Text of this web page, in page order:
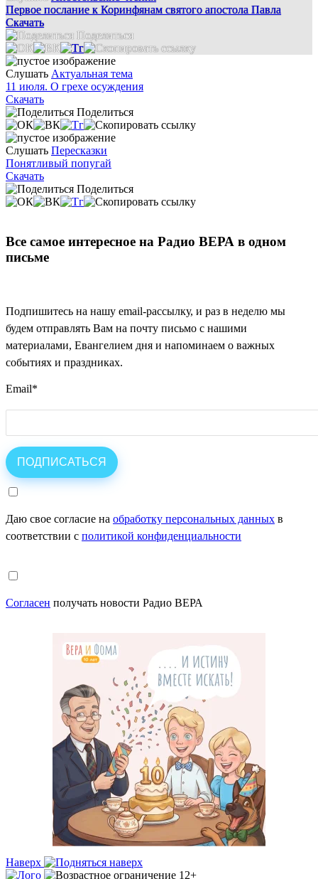
Первое послание к Коринфянам святого апостола Павла
Скачать
Поделиться
Слушать Актуальная тема
11 июля. О грехе осуждения
Скачать
Поделиться
Слушать Пересказки
Понятливый попугай
Скачать
Поделиться
Все самое интересное на Радио ВЕРА в одном
письме
Подпишитесь на нашу email-рассылку, и раз в неделю мы
будем отправлять Вам на почту письмо с нашими
материалами, Евангелием дня и напоминаем о важных
событиях и праздниках.
Email*
Даю свое согласие на обработку персональных данных в
соответствии с политикой конфиденциальности
Согласен получать новости Радио ВЕРА
Наверх